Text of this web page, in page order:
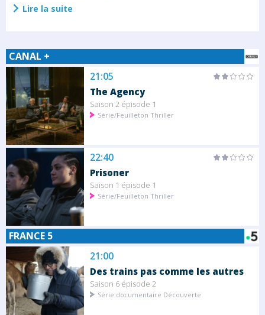
Lire la suite
CANAL +
21:05
The Agency
Saison 2 épisode 1
Série/Feuilleton Thriller
22:40
Prisoner
Saison 1 épisode 1
Série/Feuilleton Thriller
FRANCE 5
21:00
Des trains pas comme les autres
Saison 6 épisode 2
Série documentaire Découverte